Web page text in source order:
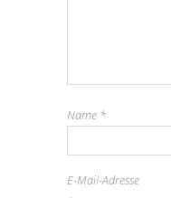
Name *
E-Mail-Adresse